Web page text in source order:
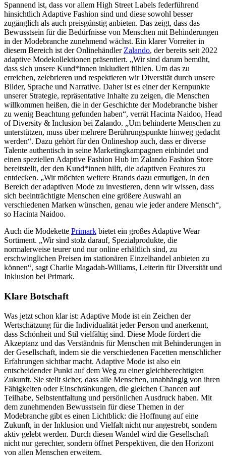
Spannend ist, dass vor allem High Street Labels federführend
hinsichtlich Adaptive Fashion sind und diese sowohl besser
zugänglich als auch preisgünstig anbieten. Das zeigt, dass das
Bewusstsein für die Bedürfnisse von Menschen mit Behinderungen
in der Modebranche zunehmend wächst. Ein klarer Vorreiter in
diesem Bereich ist der Onlinehändler Zalando, der bereits seit 2022
adaptive Modekollektionen präsentiert. „Wir sind darum bemüht,
dass sich unsere Kund*innen inkludiert fühlen. Um das zu
erreichen, zelebrieren und respektieren wir Diversität durch unsere
Bilder, Sprache und Narrative. Daher ist es einer der Kernpunkte
unserer Strategie, repräsentative Inhalte zu zeigen, die Menschen
willkommen heißen, die in der Geschichte der Modebranche bisher
zu wenig Beachtung gefunden haben“, verrät Hacinta Naidoo, Head
of Diversity & Inclusion bei Zalando. „Um behinderte Menschen zu
unterstützen, muss über mehrere Berührungspunkte hinweg gedacht
werden“. Dazu gehört für den Onlineshop auch, dass er diverse
Talente authentisch in seine Marketingkampagnen einbindet und
einen speziellen Adaptive Fashion Hub im Zalando Fashion Store
bereitstellt, der den Kund*innen hilft, die adaptiven Features zu
entdecken. „Wir möchten weitere Brands dazu ermutigen, in den
Bereich der adaptiven Mode zu investieren, denn wir wissen, dass
sich beeinträchtigte Menschen eine größere Auswahl an
verschiedenen Marken wünschen, genau wie jeder andere Mensch“,
so Hacinta Naidoo.
Auch die Modekette Primark bietet ein großes Adaptive Wear
Sortiment. „Wir sind stolz darauf, Spezialprodukte, die
normalerweise teurer und nur online erhältlich sind, zu
erschwinglichen Preisen im stationären Einzelhandel anbieten zu
können“, sagt Charlie Magadah-Williams, Leiterin für Diversität und
Inklusion bei Primark.
Klare Botschaft
Was jetzt schon klar ist: Adaptive Mode ist ein Zeichen der
Wertschätzung für die Individualität jeder Person und anerkennt,
dass Schönheit und Stil vielfältig sind. Diese Mode fördert die
Akzeptanz und das Verständnis für Menschen mit Behinderungen in
der Gesellschaft, indem sie die verschiedenen Facetten menschlicher
Erfahrungen sichtbar macht. Adaptive Mode ist also ein
entscheidender Punkt auf dem Weg zu einer gleichberechtigten
Zukunft. Sie stellt sicher, dass alle Menschen, unabhängig von ihren
Fähigkeiten oder Einschränkungen, die gleichen Chancen auf
Teilhabe, Selbstentfaltung und persönlichen Ausdruck haben. Mit
dem zunehmenden Bewusstsein für diese Themen in der
Modebranche gibt es einen Lichtblick: die Hoffnung auf eine
Zukunft, in der Inklusion und Vielfalt nicht nur angestrebt, sondern
aktiv gelebt werden. Durch diesen Wandel wird die Gesellschaft
nicht nur gerechter, sondern öffnet Perspektiven, die den Horizont
von allen Menschen erweitern.